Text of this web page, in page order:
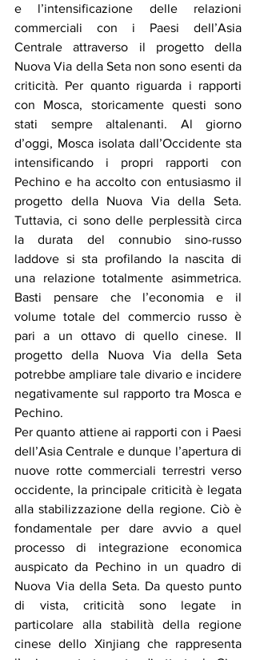
e l’intensificazione delle relazioni
commerciali con i Paesi dell’Asia
Centrale attraverso il progetto della
Nuova Via della Seta non sono esenti da
criticità. Per quanto riguarda i rapporti
con Mosca, storicamente questi sono
stati sempre altalenanti. Al giorno
d’oggi, Mosca isolata dall’Occidente sta
intensificando i propri rapporti con
Pechino e ha accolto con entusiasmo il
progetto della Nuova Via della Seta.
Tuttavia, ci sono delle perplessità circa
la durata del connubio sino-russo
laddove si sta profilando la nascita di
una relazione totalmente asimmetrica.
Basti pensare che l’economia e il
volume totale del commercio russo è
pari a un ottavo di quello cinese. Il
progetto della Nuova Via della Seta
potrebbe ampliare tale divario e incidere
negativamente sul rapporto tra Mosca e
Pechino.
Per quanto attiene ai rapporti con i Paesi
dell’Asia Centrale e dunque l’apertura di
nuove rotte commerciali terrestri verso
occidente, la principale criticità è legata
alla stabilizzazione della regione. Ciò è
fondamentale per dare avvio a quel
processo di integrazione economica
auspicato da Pechino in un quadro di
Nuova Via della Seta. Da questo punto
di vista, criticità sono legate in
particolare alla stabilità della regione
cinese dello Xinjiang che rappresenta